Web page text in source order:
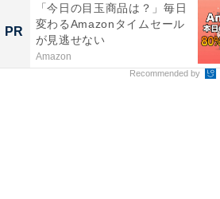
PR
「今日の目玉商品は？」毎日
変わるAmazonタイムセール
が見逃せない
Amazon
Recommended by